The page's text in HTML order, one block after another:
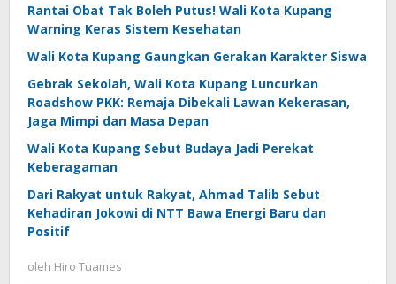
Rantai Obat Tak Boleh Putus! Wali Kota Kupang
Warning Keras Sistem Kesehatan
Wali Kota Kupang Gaungkan Gerakan Karakter Siswa
Gebrak Sekolah, Wali Kota Kupang Luncurkan
Roadshow PKK: Remaja Dibekali Lawan Kekerasan,
Jaga Mimpi dan Masa Depan
Wali Kota Kupang Sebut Budaya Jadi Perekat
Keberagaman
Dari Rakyat untuk Rakyat, Ahmad Talib Sebut
Kehadiran Jokowi di NTT Bawa Energi Baru dan
Positif
oleh Hiro Tuames